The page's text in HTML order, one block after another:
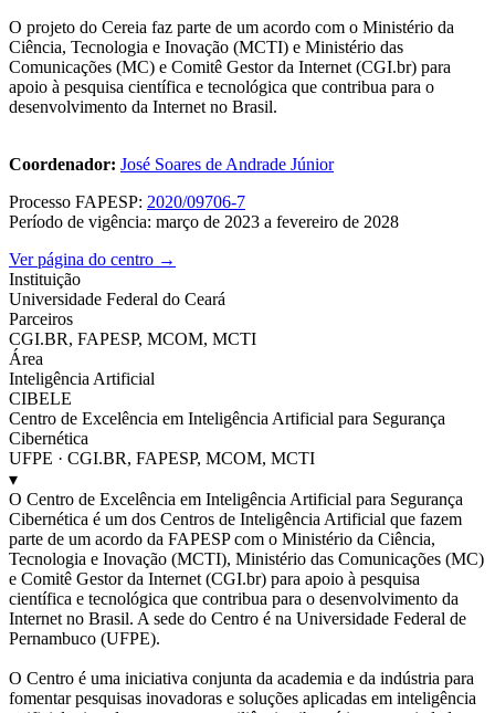
O projeto do Cereia faz parte de um acordo com o Ministério da
Ciência, Tecnologia e Inovação (MCTI) e Ministério das
Comunicações (MC) e Comitê Gestor da Internet (CGI.br) para
apoio à pesquisa científica e tecnológica que contribua para o
desenvolvimento da Internet no Brasil.
Coordenador: José Soares de Andrade Júnior
Processo FAPESP: 2020/09706-7
Período de vigência: março de 2023 a fevereiro de 2028
Ver página do centro →
Instituição
Universidade Federal do Ceará
Parceiros
CGI.BR, FAPESP, MCOM, MCTI
Área
Inteligência Artificial
CIBELE
Centro de Excelência em Inteligência Artificial para Segurança
Cibernética
UFPE · CGI.BR, FAPESP, MCOM, MCTI
▾
O Centro de Excelência em Inteligência Artificial para Segurança
Cibernética é um dos Centros de Inteligência Artificial que fazem
parte de um acordo da FAPESP com o Ministério da Ciência,
Tecnologia e Inovação (MCTI), Ministério das Comunicações (MC)
e Comitê Gestor da Internet (CGI.br) para apoio à pesquisa
científica e tecnológica que contribua para o desenvolvimento da
Internet no Brasil. A sede do Centro é na Universidade Federal de
Pernambuco (UFPE).
O Centro é uma iniciativa conjunta da academia e da indústria para
fomentar pesquisas inovadoras e soluções aplicadas em inteligência